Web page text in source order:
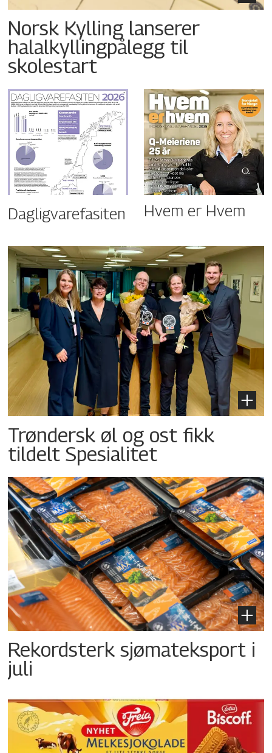
Norsk Kylling lanserer
halalkyllingpålegg til
skolestart
Dagligvarefasiten Hvem er Hvem
Trøndersk øl og ost fikk
tildelt Spesialitet
Rekordsterk sjømateksport i
juli